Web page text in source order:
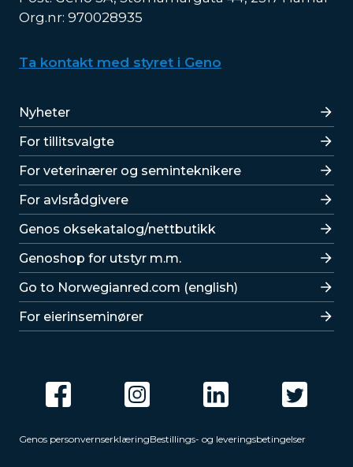
Org.nr: 970028935
Ta kontakt med styret i Geno
Lenker
Nyheter
For tillitsvalgte
For veterinærer og seminteknikere
For avlsrådgivere
Lenker
Genos oksekatalog/nettbutikk
Genoshop for utstyr m.m.
Go to Norwegianred.com (english)
For eierinseminører
Genos personvernserklæringBestillings- og leveringsbetingelser